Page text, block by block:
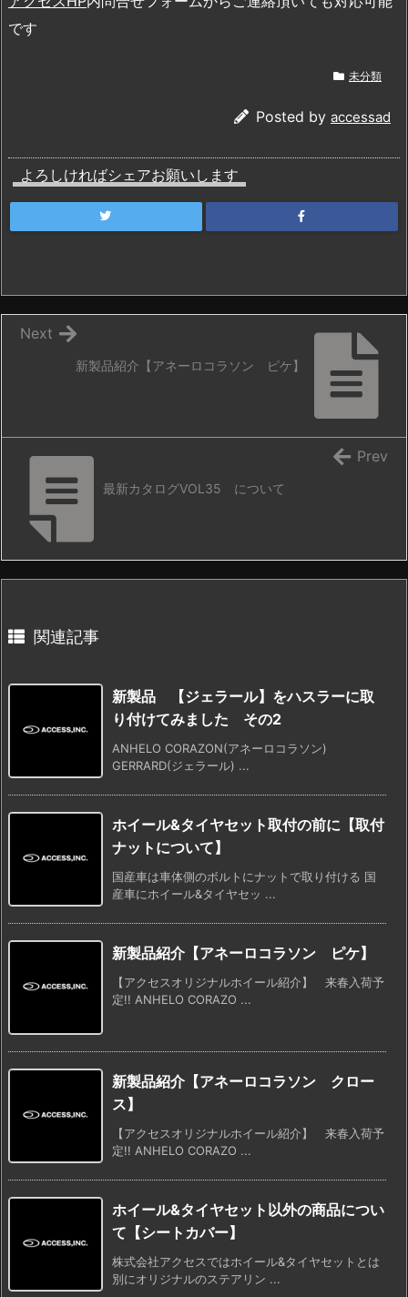
です
未分類
Posted by accessad
よろしければシェアお願いします
新製品紹介【アネーロコラソン ピケ】
Next
最新カタログVOL35 について
Prev
関連記事
新製品 【ジェラール】をハスラーに取
り付けてみました その2
ANHELO CORAZON(アネーロコラソン)
GERRARD(ジェラール) ...
ホイール&タイヤセット取付の前に【取付
ナットについて】
国産車は車体側のボルトにナットで取り付ける 国
産車にホイール&タイヤセッ ...
新製品紹介【アネーロコラソン ピケ】
【アクセスオリジナルホイール紹介】 来春入荷予
定!! ANHELO CORAZO ...
新製品紹介【アネーロコラソン クロー
ス】
【アクセスオリジナルホイール紹介】 来春入荷予
定!! ANHELO CORAZO ...
ホイール&タイヤセット以外の商品につい
て【シートカバー】
株式会社アクセスではホイール&タイヤセットとは
別にオリジナルのステアリン ...